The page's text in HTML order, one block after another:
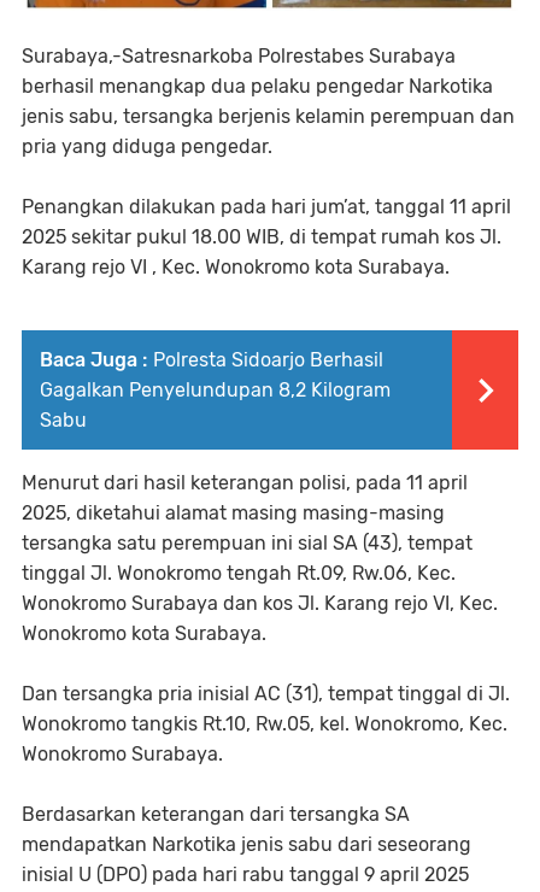
Surabaya,-Satresnarkoba Polrestabes Surabaya
berhasil menangkap dua pelaku pengedar Narkotika
jenis sabu, tersangka berjenis kelamin perempuan dan
pria yang diduga pengedar.
Penangkan dilakukan pada hari jum’at, tanggal 11 april
2025 sekitar pukul 18.00 WIB, di tempat rumah kos Jl.
Karang rejo VI , Kec. Wonokromo kota Surabaya.
Baca Juga : Polresta Sidoarjo Berhasil
Gagalkan Penyelundupan 8,2 Kilogram
Sabu
Menurut dari hasil keterangan polisi, pada 11 april
2025, diketahui alamat masing masing-masing
tersangka satu perempuan ini sial SA (43), tempat
tinggal Jl. Wonokromo tengah Rt.09, Rw.06, Kec.
Wonokromo Surabaya dan kos Jl. Karang rejo VI, Kec.
Wonokromo kota Surabaya.
Dan tersangka pria inisial AC (31), tempat tinggal di Jl.
Wonokromo tangkis Rt.10, Rw.05, kel. Wonokromo, Kec.
Wonokromo Surabaya.
Berdasarkan keterangan dari tersangka SA
mendapatkan Narkotika jenis sabu dari seseorang
inisial U (DPO) pada hari rabu tanggal 9 april 2025